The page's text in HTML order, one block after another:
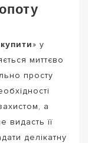
» у
миттєво
просту
а
видасть її
делікатну